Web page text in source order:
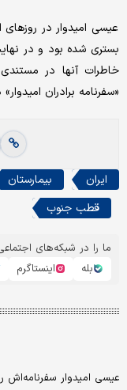
عیسی امیدوار در
خاطرات آنها در
«سفرنامه برادران
ایران بیمارستان
قطب جنوب
ما را در شبکه‌های
بله
اینستاگرم
عیسی امیدوار سفرنامه‌اش